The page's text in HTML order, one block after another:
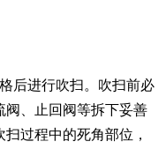
后进行吹扫。吹扫前必
阀、止回阀等拆下妥善
过程中的死角部位，